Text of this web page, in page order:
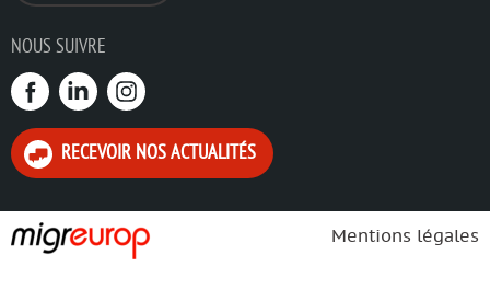
NOUS SUIVRE
RECEVOIR NOS ACTUALITÉS
Mentions légales